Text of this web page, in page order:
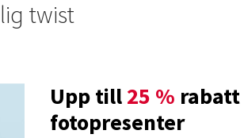
twist
Upp till25 %
fotopresenter